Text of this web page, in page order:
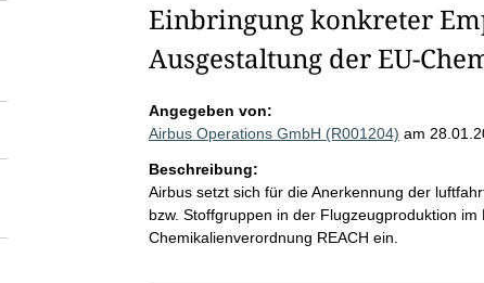
Einbringung konkreter
Ausgestaltung der EU-
Angegeben von:
Airbus Operations GmbH (R001204) am
Beschreibung:
Airbus setzt sich für die Anerkennung der
bzw. Stoffgruppen in der Flugzeugproduktion
Chemikalienverordnung REACH ein.